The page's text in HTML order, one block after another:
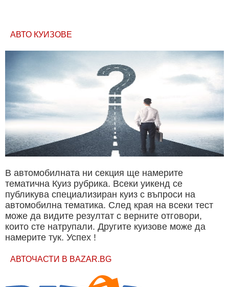
АВТО КУИЗОВЕ
В автомобилната ни секция ще намерите
тематична Куиз рубрика. Всеки уикенд се
публикува специализиран куиз с въпроси на
автомобилна тематика. След края на всеки тест
може да видите резултат с верните отговори,
които сте натрупали. Другите куизове може да
намерите тук. Успех !
АВТОЧАСТИ В BAZAR.BG